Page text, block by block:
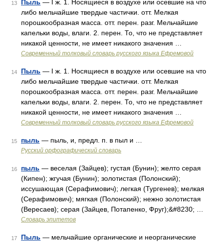
13 Пыль — I ж. 1. Носящиеся в воздухе или осевшие на что
либо мельчайшие твердые частички. отт. Мелкая
порошкообразная масса. отт. перен. разг. Мельчайшие
капельки воды, влаги. 2. перен. То, что не представляет
никакой ценности, не имеет никакого значения …
Современный толковый словарь русского языка Ефремовой
14 Пыль — I ж. 1. Носящиеся в воздухе или осевшие на что
либо мельчайшие твердые частички. отт. Мелкая
порошкообразная масса. отт. перен. разг. Мельчайшие
капельки воды, влаги. 2. перен. То, что не представляет
никакой ценности, не имеет никакого значения …
Современный толковый словарь русского языка Ефремовой
15 пыль — пыль, и, предл. п. в пыл и …
Русский орфографический словарь
16 пыль — веселая (Зайцев); густая (Бунин); желто серая
(Кипен); жгучая (Бунин); золотистая (Полонский);
иссушающая (Серафимович); легкая (Тургенев); мелкая
(Серафимович); мягкая (Полонский); нежно золотистая
(Вересаев); серая (Зайцев, Потапенко, Фруг);&#8230; …
Словарь эпитетов
17 Пыль — мельчайшие органические и неорганические